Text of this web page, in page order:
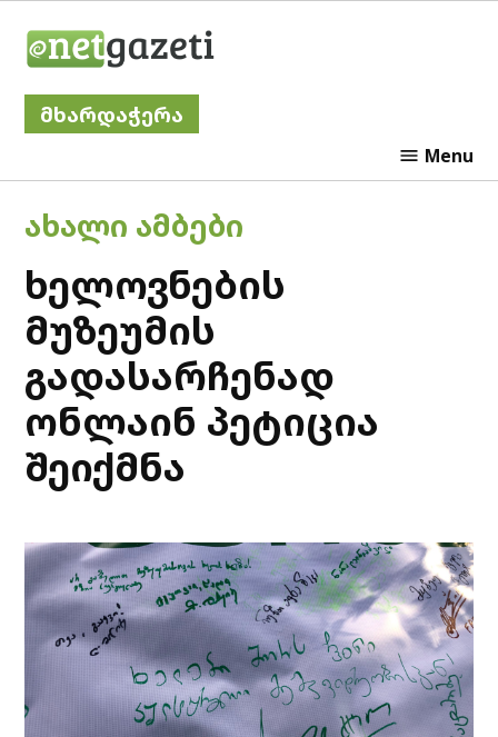
მხარდაჭერა
Menu
POSTED
IN
ᲐᲮᲐᲚᲘ ᲐᲛᲑᲔᲑᲘ
ხელოვნების
მუზეუმის
გადასარჩენად
ონლაინ პეტიცია
შეიქმნა